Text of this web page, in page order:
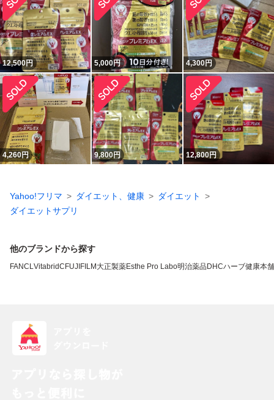
12,500円 5,000円 4,300円
4,260円 9,800円 12,800円
Yahoo!フリマ ダイエット、健康
ダイエット
ダイエットサプリ
他のブランドから探す
FANCLVitabridC FUJIFILM 大正製薬Esthe Pro Labo明治薬品DHCハーブ健康本舗